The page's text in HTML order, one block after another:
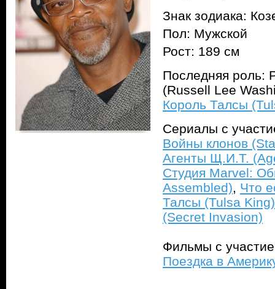
Знак зодиака:
Пол: Мужской
Рост: 189 см
Последняя роль:
(Russell Lee
Король Талсы
Сериалы с
Войны клонов
Агенты Щ.И.Т.
Студия Marvel:
Assembled), Что
Талсы (Tulsa King)
(Secret Invasion)
Фильмы с
Поездка в